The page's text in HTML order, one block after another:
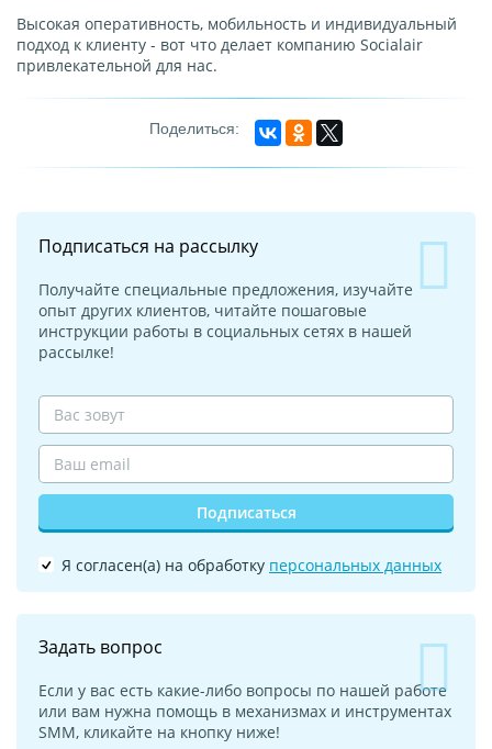
Высокая оперативность, мобильность и индивидуальный
подход к клиенту - вот что делает компанию Socialair
привлекательной для нас.
Подписаться на рассылку
Получайте специальные предложения, изучайте
опыт других клиентов, читайте пошаговые
инструкции работы в социальных сетях в нашей
рассылке!
Подписаться
Я согласен(а) на обработку персональных данных
Задать вопрос
Если у вас есть какие-либо вопросы по нашей работе
или вам нужна помощь в механизмах и инструментах
SMM, кликайте на кнопку ниже!